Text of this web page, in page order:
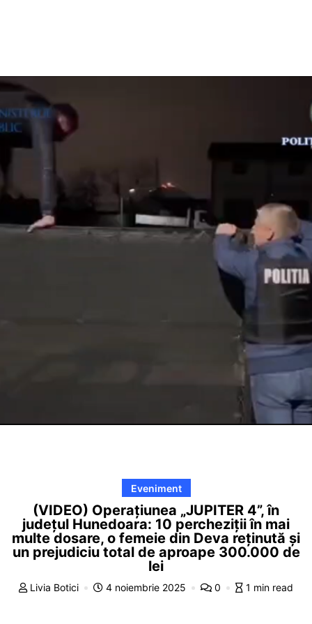
Eveniment
(VIDEO) Operațiunea „JUPITER 4”, în
județul Hunedoara: 10 percheziții în mai
multe dosare, o femeie din Deva reținută și
un prejudiciu total de aproape 300.000 de
lei
Livia Botici 4 noiembrie 2025 0 1 min read